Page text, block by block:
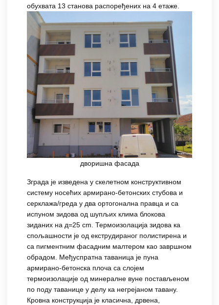
обухвата 13 станова распоређених на 4 етаже.
дворишна фасада
Зграда је изведена у скелетном конструктивном
систему носећих армирано-бетонских стубова и
серклажа/греда у два ортогонална правца и са
испуном зидова од шупљих клима блокова
зиданих на д=25 cm. Термоизолација зидова ка
спољашности је од екструдираног полистирена и
са пигментним фасадним малтером као завршном
обрадом. Међуспратна таваница је пуна
армирано-бетонска плоча са слојем
термоизолације од минералне вуне постављеном
по поду таванице у делу ка негрејаном тавану.
Кровна конструкција је класична, дрвена,